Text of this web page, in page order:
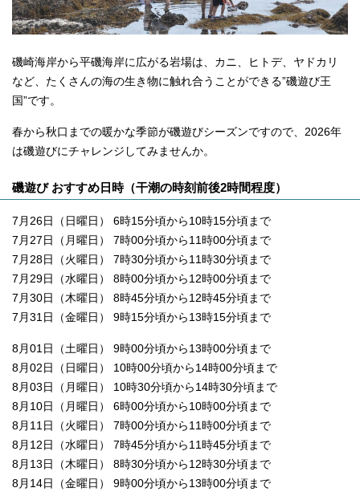
磯崎海岸から平磯海岸に広がる岩場は、カニ、ヒトデ、ヤドカリ
など、たくさんの海の生き物に触れ合うことができる”磯遊び王
国”です。
春から秋口までの暖かな季節が磯遊びシーズンですので、2026年
は磯遊びにチャレンジしてみませんか。
磯遊び おすすめ日時（干潮の時刻前後2時間程度）
7月26日（日曜日） 6時15分頃から10時15分頃まで
7月27日（月曜日） 7時00分頃から11時00分頃まで
7月28日（火曜日） 7時30分頃から11時30分頃まで
7月29日（水曜日） 8時00分頃から12時00分頃まで
7月30日（木曜日） 8時45分頃から12時45分頃まで
7月31日（金曜日） 9時15分頃から13時15分頃まで
8月01日（土曜日） 9時00分頃から13時00分頃まで
8月02日（日曜日） 10時00分頃から14時00分頃まで
8月03日（月曜日） 10時30分頃から14時30分頃まで
8月10日（月曜日） 6時00分頃から10時00分頃まで
8月11日（火曜日） 7時00分頃から11時00分頃まで
8月12日（水曜日） 7時45分頃から11時45分頃まで
8月13日（木曜日） 8時30分頃から12時30分頃まで
8月14日（金曜日） 9時00分頃から13時00分頃まで